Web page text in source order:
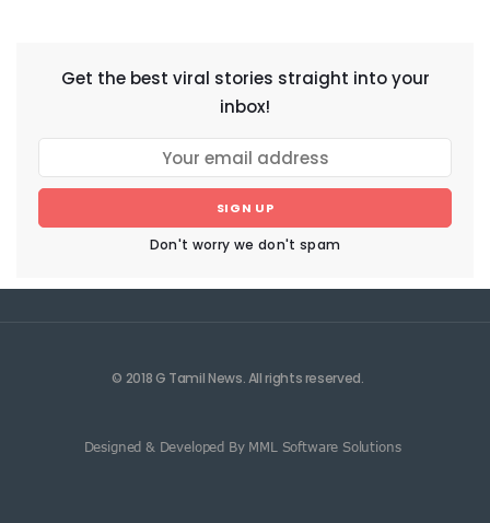
Get the best viral stories straight into your
inbox!
SIGN UP
Don't worry we don't spam
© 2018 G Tamil News. All rights reserved.
Designed & Developed By MML Software Solutions